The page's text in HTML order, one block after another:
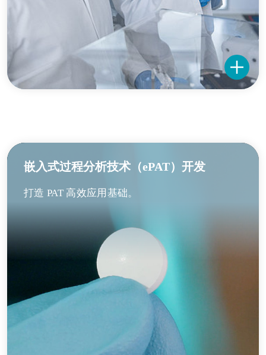
嵌入式过程分析技术（ePAT）开发
打造 PAT 高效应用基础。